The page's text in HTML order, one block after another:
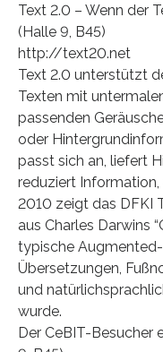
Text 2.0 – Wenn der
(Halle 9, B45)
http://text20.net
Text 2.0 unterstützt
Texten mit
passenden
oder
passt sich an, liefert
reduziert
2010 zeigt das DFKI
aus Charles Darwins
typische
Übersetzungen,
und
wurde.
Der CeBIT-Besucher